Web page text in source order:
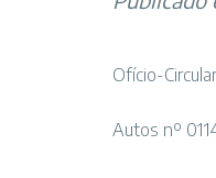
Ofício-
Autos nº